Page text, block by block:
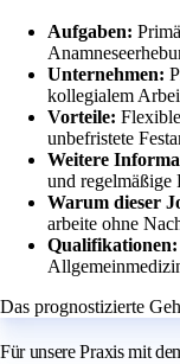
Aufgaben:
Unternehmen:
kollegialem
Vorteile:
unbefristete
Weitere
und regelmäßige
Warum dieser
arbeite ohne
Qualifikationen:
Das prognostizierte
Für unsere Praxis mit